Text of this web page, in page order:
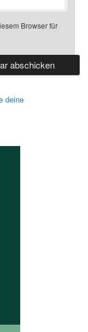
Browser für
deine